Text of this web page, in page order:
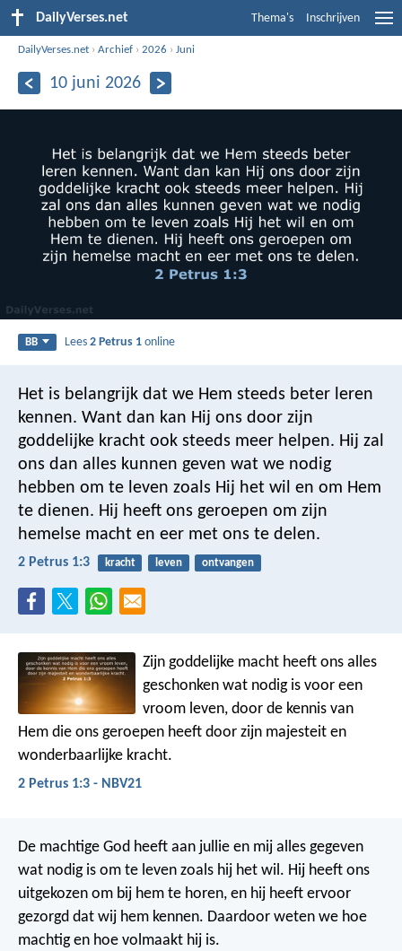
DailyVerses.net Thema's Inschrijven
DailyVerses.net ›Archief ›2026 ›Juni
10 juni 2026
BB Lees2 Petrus 1 online
Het is belangrijk dat we Hem steeds beter leren
kennen. Want dan kan Hij ons door zijn
goddelijke kracht ook steeds meer helpen. Hij zal
ons dan alles kunnen geven wat we nodig
hebben om te leven zoals Hij het wil en om Hem
te dienen. Hij heeft ons geroepen om zijn
hemelse macht en eer met ons te delen.
2 Petrus 1:3 kracht leven ontvangen
Zijn goddelijke macht heeft ons alles
geschonken wat nodig is voor een
vroom leven, door de kennis van
Hem die ons geroepen heeft door zijn majesteit en
wonderbaarlijke kracht.
2 Petrus 1:3 - NBV21
De machtige God heeft aan jullie en mij alles gegeven
wat nodig is om te leven zoals hij het wil. Hij heeft ons
uitgekozen om bij hem te horen, en hij heeft ervoor
gezorgd dat wij hem kennen. Daardoor weten we hoe
machtig en hoe volmaakt hij is.